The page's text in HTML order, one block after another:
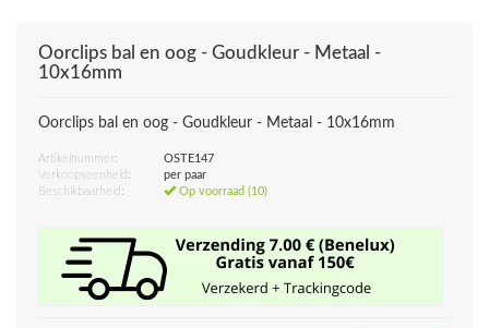
Oorclips bal en oog - Goudkleur - Metaal -
10x16mm
Oorclips bal en oog - Goudkleur - Metaal - 10x16mm
Artikelnummer:
OSTE147
Verkoopseenheid:
per paar
Beschikbaarheid:
Op voorraad (10)